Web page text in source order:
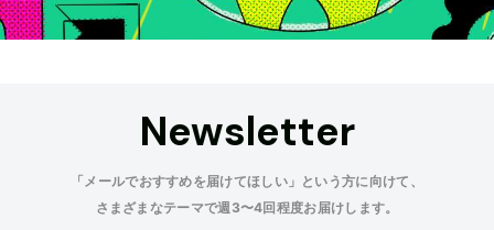
Newsletter
「メールでおすすめを届けてほしい」という方に向けて、
さまざまなテーマで週3〜4回程度お届けします。